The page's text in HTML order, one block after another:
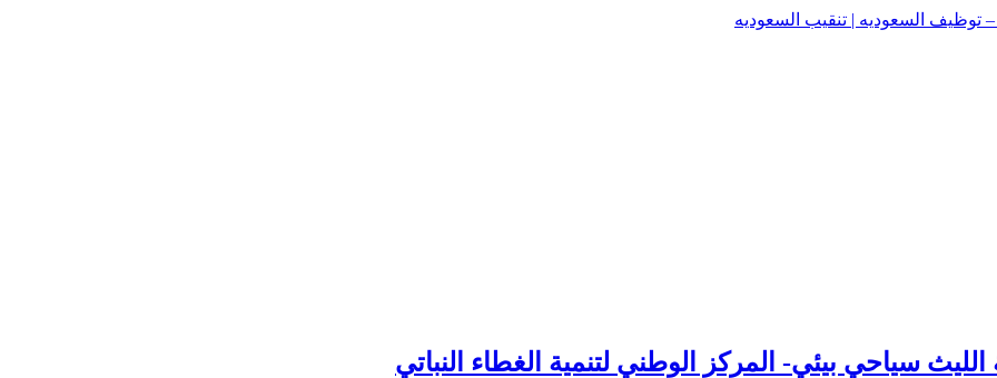
سياحي بيئي- المركز الوطني لتنمية الغطاء النباتي